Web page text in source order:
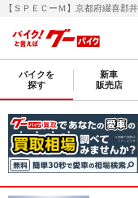
バイクを
探す
新車
販売店